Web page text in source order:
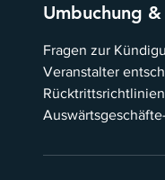
Umbuchung
Fragen zur
Veranstalter